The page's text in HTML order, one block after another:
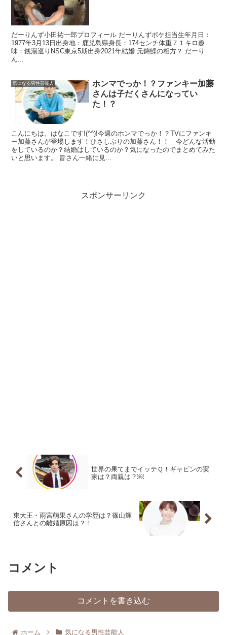
だーりんず小田祐一郎プロフィール だーりんずボケ担当生年月日：
1977年3月13日出身地：鹿児島県身長：174センチ体重７１キロ趣
味：銭湯巡りNSC東京5期出身2021年結婚 元錦鯉の相方？ だーり
ん...
気になる男性芸能人
ホンマでっか！？ファンキー加藤
さんは子だくさんになってい
た！？
こんにちは。はなこです!(^^)!今週のホンマでっか！？TVにファンキ
ー加藤さんが登場します！ひさしぶりの加藤さん！！ 今どんな活動
をしているのか？結婚はしているのか？気になったのでまとめてみた
いと思います。 皆さん一緒に見...
スポンサーリンク
世界の果てまでイッテＱ！ギャビンの実
家は？両親は？￼
東大王・雨宮萌果さんの学歴は？篠山輝
信さんとの離婚原因は？！
コメント
コメントを書き込む
ホーム 気になる男性芸能人